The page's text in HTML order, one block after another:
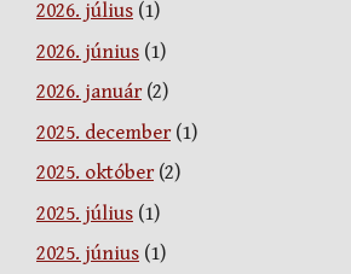
2026. július (1)
2026. június (1)
2026. január(2)
2025. december(1)
2025. október(2)
2025. július (1)
2025. június (1)